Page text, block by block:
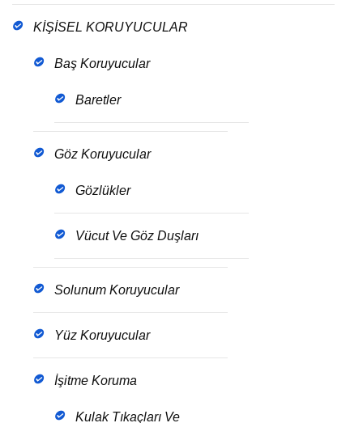
KİŞİSEL KORUYUCULAR
Baş Koruyucular
Baretler
Göz Koruyucular
Gözlükler
Vücut Ve Göz Duşları
Solunum Koruyucular
Yüz Koruyucular
İşitme Koruma
Kulak Tıkaçları Ve